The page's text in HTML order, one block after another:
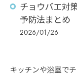
チョウバエ対
予防法まとめ
2026/01/26
キッチンや浴室で